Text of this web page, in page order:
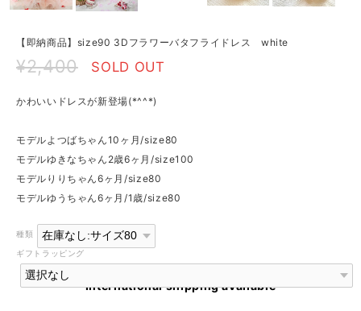
【即納商品】size90 3Dフラワーバタフライドレス white
¥2,400 SOLD OUT
かわいいドレスが新登場(*^^*)
モデルよつばちゃん10ヶ月/size80
モデルゆきなちゃん2歳6ヶ月/size100
モデルりりちゃん6ヶ月/size80
モデルゆうちゃん6ヶ月/1歳/size80
種類
ギフトラッピング
International shipping available